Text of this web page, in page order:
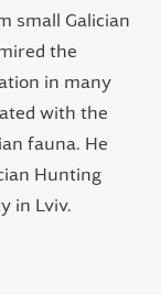
small Galician
the
in many
with the
fauna. He
Hunting
in Lviv.